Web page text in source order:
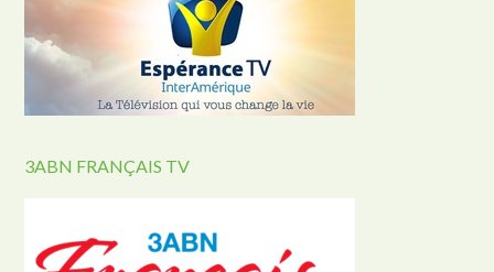
3ABN FRANÇAIS TV